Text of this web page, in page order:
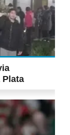
Plata